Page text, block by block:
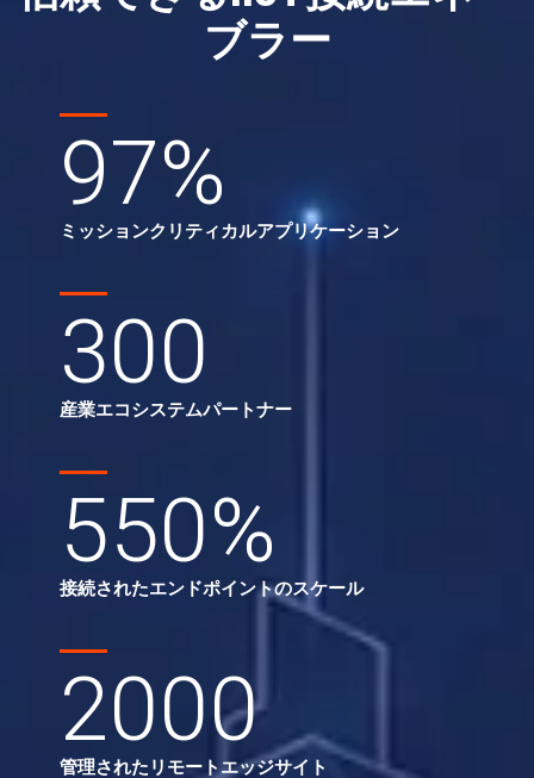
ブラー
97%
ミッションクリティカルアプリケーション
300
産業エコシステムパートナー
550%
接続されたエンドポイントのスケール
2000
管理されたリモートエッジサイト